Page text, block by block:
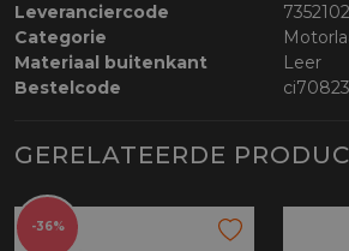
Leveranciercode
Categorie
Materiaal buitenkant
Leer
Bestelcode
GERELATEERDE
-36%